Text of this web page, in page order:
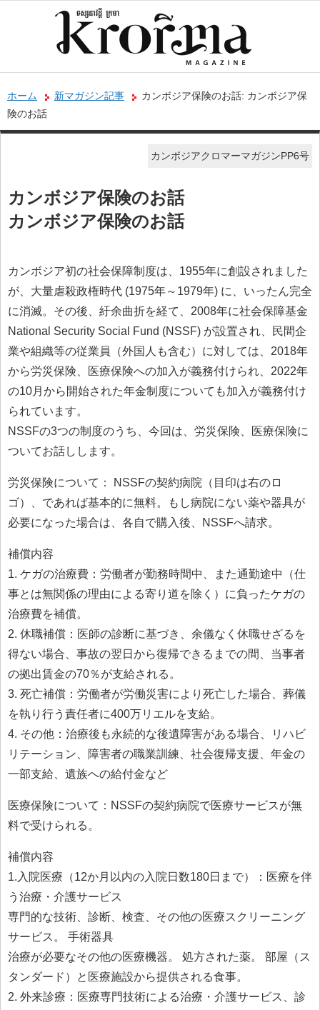
ホーム 新マガジン記事
カンボジア保険のお話: カンボジア保
険のお話
カンボジアクロマーマガジンPP6号
カンボジア保険のお話
カンボジア保険のお話
カンボジア初の社会保障制度は、1955年に創設されました
が、大量虐殺政権時代 (1975年～1979年) に、いったん完全
に消滅。その後、紆余曲折を経て、2008年に社会保障基金
National Security Social Fund (NSSF) が設置され、民間企
業や組織等の従業員（外国人も含む）に対しては、2018年
から労災保険、医療保険への加入が義務付けられ、2022年
の10月から開始された年金制度についても加入が義務付け
られています。
NSSFの3つの制度のうち、今回は、労災保険、医療保険に
ついてお話しします。
労災保険について： NSSFの契約病院（目印は右のロ
ゴ）、であれば基本的に無料。もし病院にない薬や器具が
必要になった場合は、各自で購入後、NSSFへ請求。
補償内容
1. ケガの治療費：労働者が勤務時間中、また通勤途中（仕
事とは無関係の理由による寄り道を除く）に負ったケガの
治療費を補償。
2. 休職補償：医師の診断に基づき、余儀なく休職せざるを
得ない場合、事故の翌日から復帰できるまでの間、当事者
の拠出賃金の70％が支給される。
3. 死亡補償：労働者が労働災害により死亡した場合、葬儀
を執り行う責任者に400万リエルを支給。
4. その他：治療後も永続的な後遺障害がある場合、リハビ
リテーション、障害者の職業訓練、社会復帰支援、年金の
一部支給、遺族への給付金など
医療保険について：NSSFの契約病院で医療サービスが無
料で受けられる。
補償内容
1.入院医療（12か月以内の入院日数180日まで）：医療を伴
う治療・介護サービス
専門的な技術、診断、検査、その他の医療スクリーニング
サービス。 手術器具
治療が必要なその他の医療機器。 処方された薬。 部屋（ス
タンダード）と医療施設から提供される食事。
2. 外来診療：医療専門技術による治療・介護サービス、診